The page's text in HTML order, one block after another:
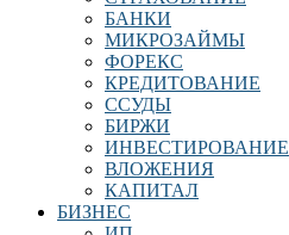
БАНКИ
МИКРОЗАЙМЫ
ФОРЕКС
КРЕДИТОВАНИЕ
ССУДЫ
БИРЖИ
ИНВЕСТИРОВАНИЕ
ВЛОЖЕНИЯ
КАПИТАЛ
БИЗНЕС